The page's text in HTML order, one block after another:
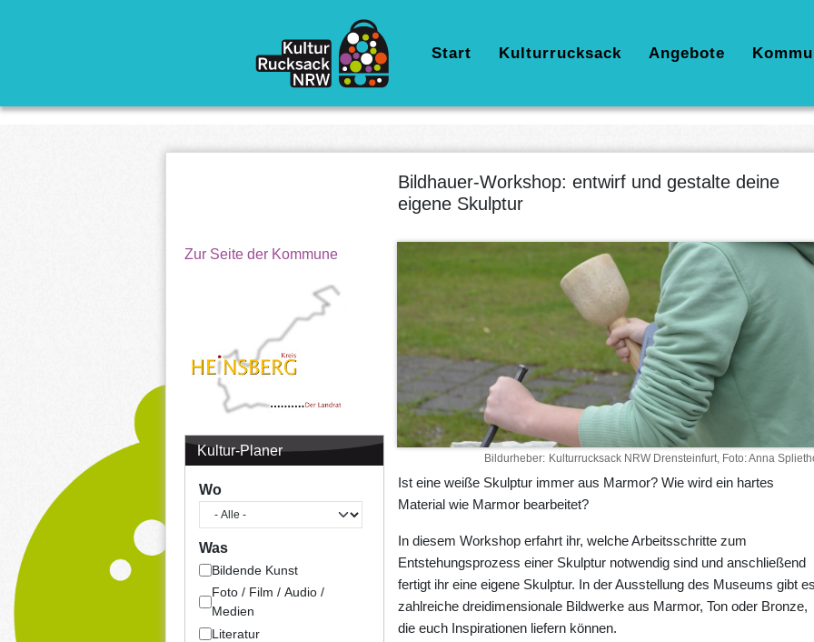
Hauptnavigation
Start Kulturrucksack Angebote
Zur Seite der Kommune
Kultur-Planer
Wo
Was
Bildende Kunst
Foto / Film / Audio /
Medien
Literatur
Bildhauer-Workshop: entwirf und gestalte deine
eigene Skulptur
Bildurheber Kulturrucksack NRW Drensteinfurt, Foto: Anna
Ist eine weiße Skulptur immer aus Marmor? Wie wird ein hartes
Material wie Marmor bearbeitet?
In diesem Workshop erfahrt ihr, welche Arbeitsschritte zum
Entstehungsprozess einer Skulptur notwendig sind und anschließend
fertigt ihr eine eigene Skulptur. In der Ausstellung des Museums gibt
zahlreiche dreidimensionale Bildwerke aus Marmor, Ton oder Bronze,
die euch Inspirationen liefern können.